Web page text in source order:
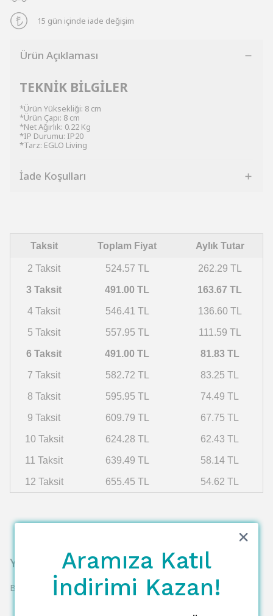
15 gün içinde iade değişim
Ürün Açıklaması
TEKNİK BİLGİLER
*Ürün Yüksekliği: 8 cm
*Ürün Çapı: 8 cm
*Net Ağırlık: 0.22 Kg
*IP Durumu: IP20
*Tarz: EGLO Living
İade Koşulları
Taksit Toplam Fiyat Aylık Tutar
2 Taksit 524.57 TL 262.29 TL
3 Taksit 491.00 TL 163.67 TL
4 Taksit 546.41 TL 136.60 TL
5 Taksit 557.95 TL 111.59 TL
6 Taksit 491.00 TL 81.83 TL
7 Taksit 582.72 TL 83.25 TL
8 Taksit 595.95 TL 74.49 TL
9 Taksit 609.79 TL 67.75 TL
10 Taksit 624.28 TL 62.43 TL
11 Taksit 639.49 TL 58.14 TL
12 Taksit 655.45 TL 54.62 TL
Yorumlar
Bu ürün için henüz yorum yapılmamış.
Aramıza Katıl
İndirimi Kazan!